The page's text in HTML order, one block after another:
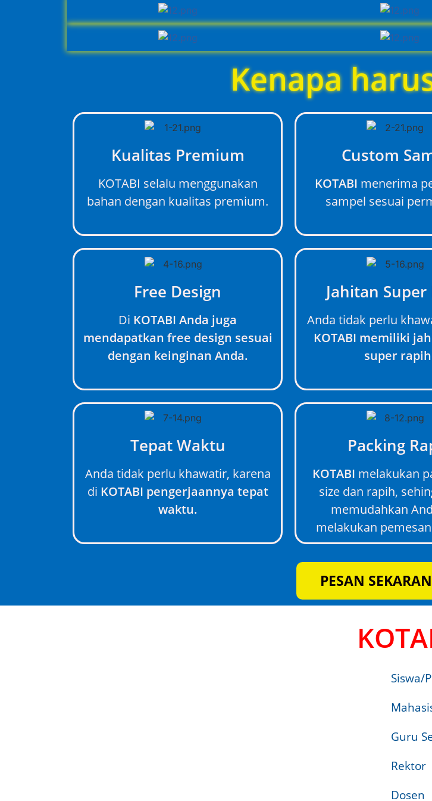
Kenapa
Kualitas Premium
KOTABI selalu menggunakan
bahan dengan kualitas premium.
Custom
KOTABI menerima
sampel sesuai
Free Design
Di KOTABI Anda juga
mendapatkan free design sesuai
dengan keinginan Anda.
Jahitan Super
Anda tidak perlu
KOTABI memiliki
super
Tepat Waktu
Anda tidak perlu khawatir, karena
di KOTABI pengerjaannya tepat
waktu.
Packing
KOTABI melakukan
size dan rapih,
memudahkan
melakukan
PESAN
Siswa/
Guru
Rektor
Dosen